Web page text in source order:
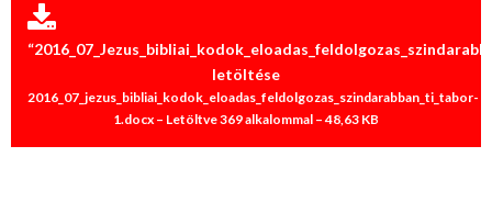
letöltése
2016_07_jezus_bibliai_kodok_eloadas_feldolgozas_szindarabban_ti_tabor-
1.docx – Letöltve 369 alkalommal – 48,63 KB